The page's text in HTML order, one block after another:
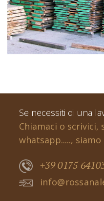
TAVOLAME E AFFINI
Se necessiti di una
Chiamaci o scrivici,
whatsapp.....,
+39 0175